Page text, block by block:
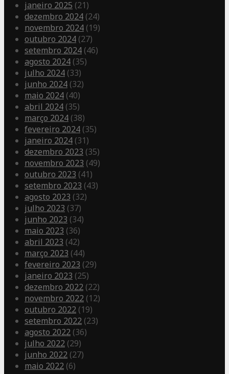
janeiro 2025 (21)
dezembro 2024 (24)
novembro 2024 (19)
outubro 2024 (27)
setembro 2024 (46)
agosto 2024 (35)
julho 2024 (33)
junho 2024 (32)
maio 2024 (40)
abril 2024 (35)
março 2024 (38)
fevereiro 2024 (35)
janeiro 2024 (31)
dezembro 2023 (35)
novembro 2023 (49)
outubro 2023 (41)
setembro 2023 (43)
agosto 2023 (32)
julho 2023 (37)
junho 2023 (34)
maio 2023 (36)
abril 2023 (42)
março 2023 (44)
fevereiro 2023 (29)
janeiro 2023 (25)
dezembro 2022 (22)
novembro 2022 (12)
outubro 2022 (19)
setembro 2022 (23)
agosto 2022 (36)
julho 2022 (29)
junho 2022 (27)
maio 2022 (6)